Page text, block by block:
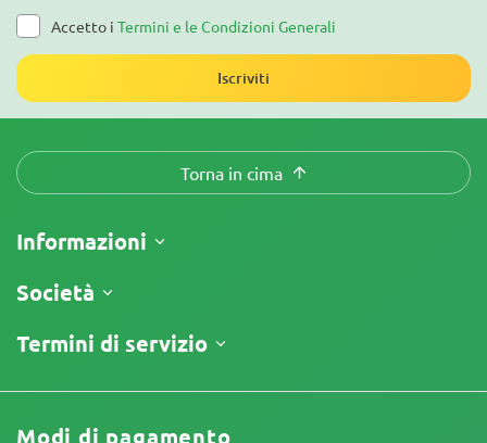
Accetto i Termini e le Condizioni Generali
Iscriviti
Torna in cima
Informazioni
Spedizione
Politica di Reso
Società
Chi siamo
Recensioni
Programma di Affiliazione
Termini di servizio
Termini e Condizioni
Modi di pagamento